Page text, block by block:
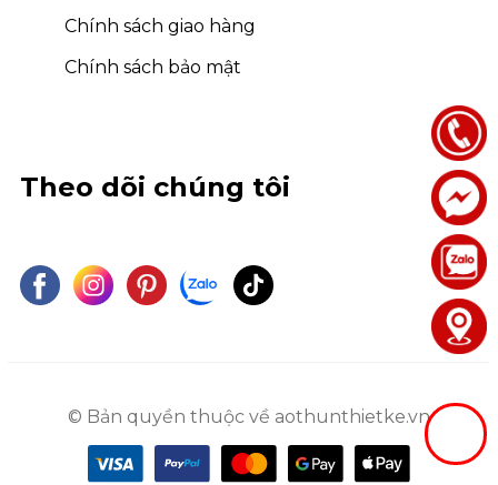
Theo dõi chúng tôi
Chính sách giao hàng
Chính sách bảo mật
© Bản quyền thuộc về aothunthietke.vn